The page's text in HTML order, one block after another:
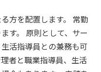
方を配置します。 常勤
す。 原則として、サー
活指導員との兼務も可
者と職業指導員、生活